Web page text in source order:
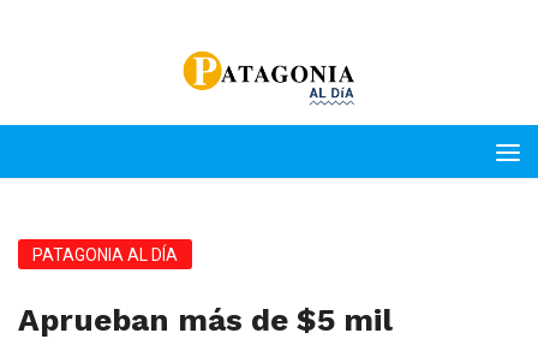
PATAGONIA AL DÍA
Aprueban más de $5 mil